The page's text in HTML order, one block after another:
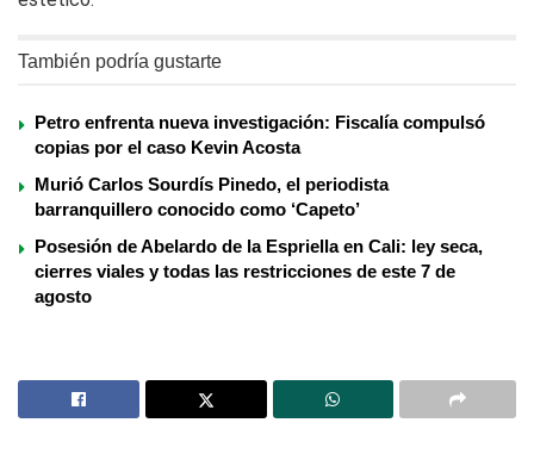
También podría gustarte
Petro enfrenta nueva investigación: Fiscalía compulsó
copias por el caso Kevin Acosta
Murió Carlos Sourdís Pinedo, el periodista
barranquillero conocido como ‘Capeto’
Posesión de Abelardo de la Espriella en Cali: ley seca,
cierres viales y todas las restricciones de este 7 de
agosto